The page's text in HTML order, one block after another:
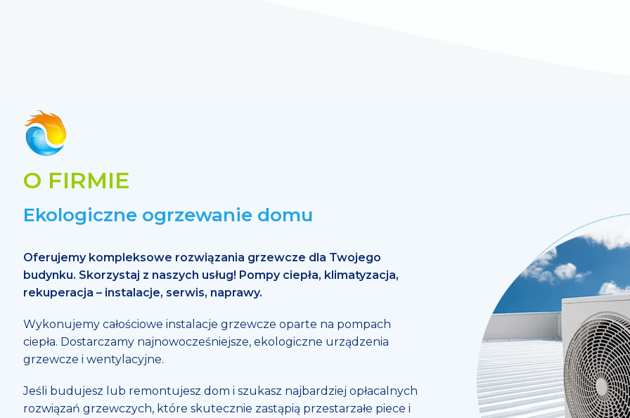
O FIRMIE
Ekologiczne ogrzewanie domu
Oferujemy kompleksowe rozwiązania grzewcze dla Twojego
budynku. Skorzystaj z naszych usług! Pompy ciepła, klimatyzacja,
rekuperacja – instalacje, serwis, naprawy.
Wykonujemy całościowe instalacje grzewcze oparte na pompach
ciepła. Dostarczamy najnowocześniejsze, ekologiczne urządzenia
grzewcze i wentylacyjne.
Jeśli budujesz lub remontujesz dom i szukasz najbardziej opłacalnych
rozwiązań grzewczych, które skutecznie zastąpią przestarzałe piece i